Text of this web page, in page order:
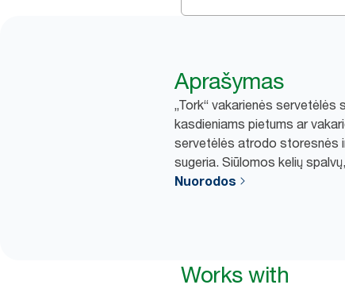
Aprašymas
„Tork“ vakarienės servetėlės
kasdieniams pietums ar
servetėlės atrodo storesnės
sugeria. Siūlomos kelių
Nuorodos
Works with